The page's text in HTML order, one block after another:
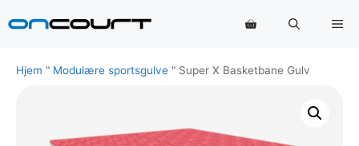
til
Hjem " Modulære sportsgulve " Super X Basketbane Gulv